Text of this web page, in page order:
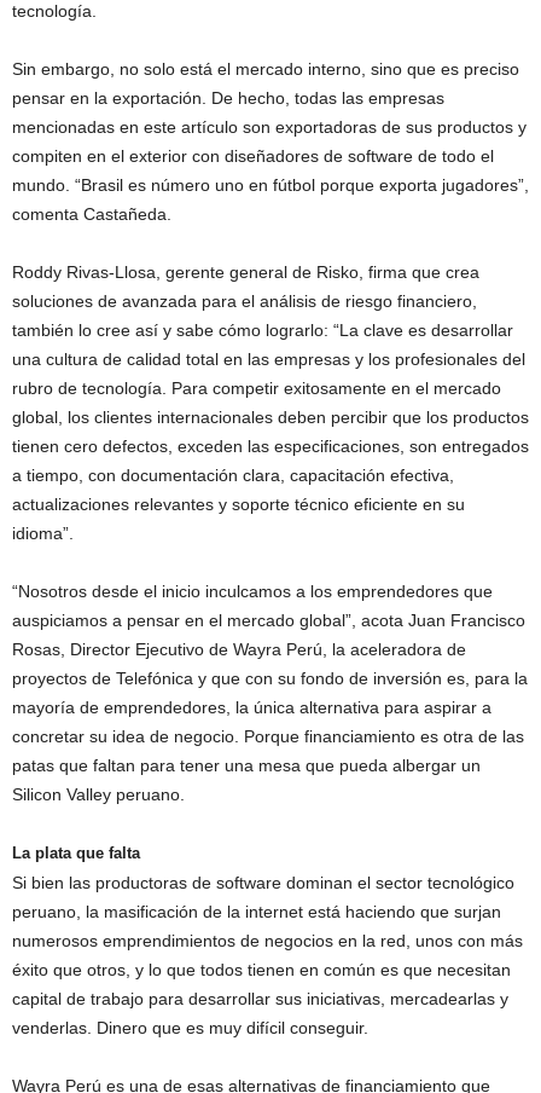
tecnología.
Sin embargo, no solo está el mercado interno, sino que es preciso
pensar en la exportación. De hecho, todas las empresas
mencionadas en este artículo son exportadoras de sus productos y
compiten en el exterior con diseñadores de software de todo el
mundo. “Brasil es número uno en fútbol porque exporta jugadores”,
comenta Castañeda.
Roddy Rivas-Llosa, gerente general de Risko, firma que crea
soluciones de avanzada para el análisis de riesgo financiero,
también lo cree así y sabe cómo lograrlo: “La clave es desarrollar
una cultura de calidad total en las empresas y los profesionales del
rubro de tecnología. Para competir exitosamente en el mercado
global, los clientes internacionales deben percibir que los productos
tienen cero defectos, exceden las especificaciones, son entregados
a tiempo, con documentación clara, capacitación efectiva,
actualizaciones relevantes y soporte técnico eficiente en su
idioma”.
“Nosotros desde el inicio inculcamos a los emprendedores que
auspiciamos a pensar en el mercado global”, acota Juan Francisco
Rosas, Director Ejecutivo de Wayra Perú, la aceleradora de
proyectos de Telefónica y que con su fondo de inversión es, para la
mayoría de emprendedores, la única alternativa para aspirar a
concretar su idea de negocio. Porque financiamiento es otra de las
patas que faltan para tener una mesa que pueda albergar un
Silicon Valley peruano.
La plata que falta
Si bien las productoras de software dominan el sector tecnológico
peruano, la masificación de la internet está haciendo que surjan
numerosos emprendimientos de negocios en la red, unos con más
éxito que otros, y lo que todos tienen en común es que necesitan
capital de trabajo para desarrollar sus iniciativas, mercadearlas y
venderlas. Dinero que es muy difícil conseguir.
Wayra Perú es una de esas alternativas de financiamiento que